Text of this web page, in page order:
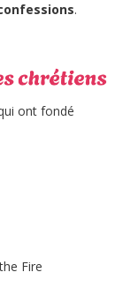
.
ont fondé
Fire